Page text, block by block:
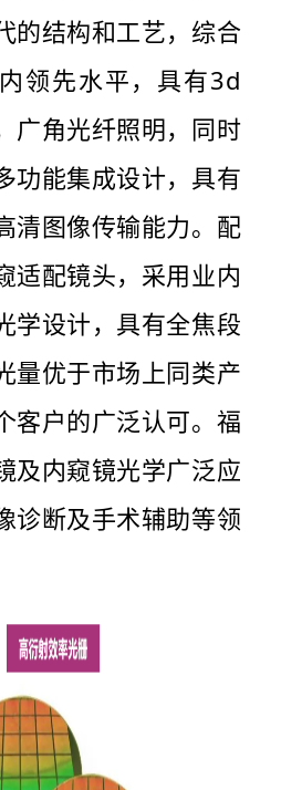
的结构和工艺，综合
领先水平，具有3d
广角光纤照明，同时
功能集成设计，具有
清图像传输能力。配
适配镜头，采用业内
学设计，具有全焦段
量优于市场上同类产
客户的广泛认可。福
及内窥镜光学广泛应
诊断及手术辅助等领